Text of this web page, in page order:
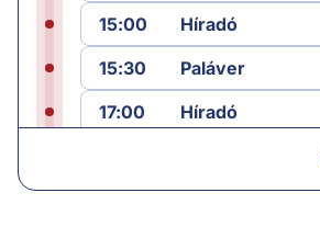
15:00
Híradó
15:30
Paláver
17:00
Híradó